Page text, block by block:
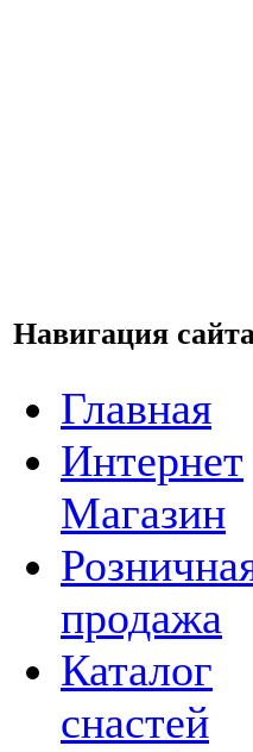
Навигация
Главная
Интернет
Магазин
продажа
Каталог
снастей